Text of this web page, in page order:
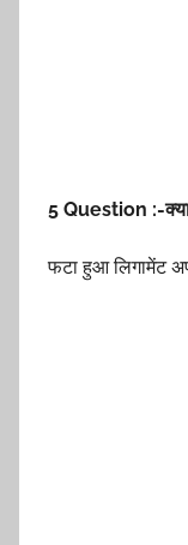
5 Question :-
फटा हुआ लिगामेंट